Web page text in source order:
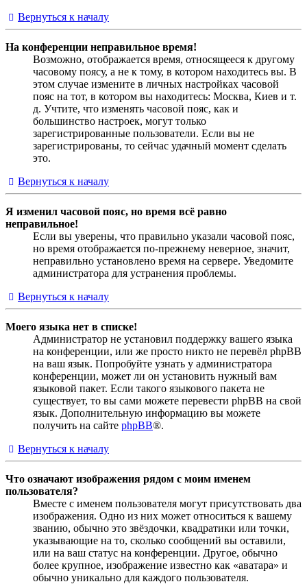
Вернуться к началу
На конференции неправильное время!
Возможно, отображается время, относящееся к другому
часовому поясу, а не к тому, в котором находитесь вы. В
этом случае измените в личных настройках часовой
пояс на тот, в котором вы находитесь: Москва, Киев и т.
д. Учтите, что изменять часовой пояс, как и
большинство настроек, могут только
зарегистрированные пользователи. Если вы не
зарегистрированы, то сейчас удачный момент сделать
это.
Вернуться к началу
Я изменил часовой пояс, но время всё равно
неправильное!
Если вы уверены, что правильно указали часовой пояс,
но время отображается по-прежнему неверное, значит,
неправильно установлено время на сервере. Уведомите
администратора для устранения проблемы.
Вернуться к началу
Моего языка нет в списке!
Администратор не установил поддержку вашего языка
на конференции, или же просто никто не перевёл phpBB
на ваш язык. Попробуйте узнать у администратора
конференции, может ли он установить нужный вам
языковой пакет. Если такого языкового пакета не
существует, то вы сами можете перевести phpBB на свой
язык. Дополнительную информацию вы можете
получить на сайте phpBB®.
Вернуться к началу
Что означают изображения рядом с моим именем
пользователя?
Вместе с именем пользователя могут присутствовать два
изображения. Одно из них может относиться к вашему
званию, обычно это звёздочки, квадратики или точки,
указывающие на то, сколько сообщений вы оставили,
или на ваш статус на конференции. Другое, обычно
более крупное, изображение известно как «аватара» и
обычно уникально для каждого пользователя.